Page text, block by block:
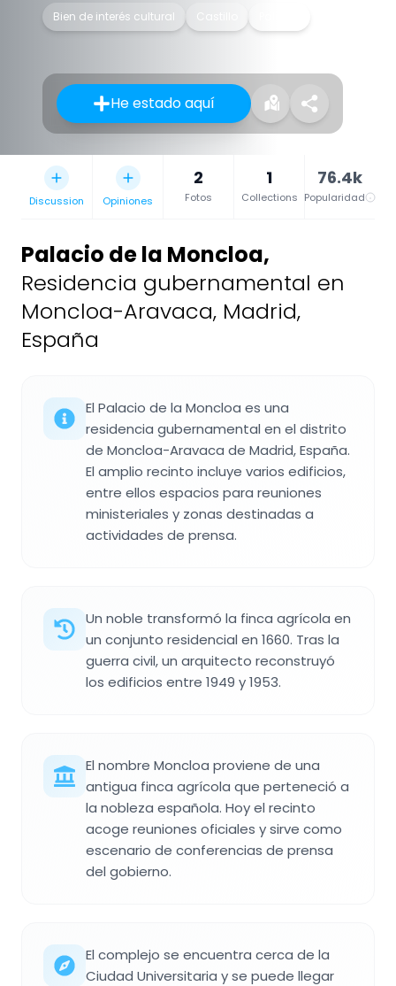
Bien de interés cultural Castillo
He estado aquí
Discussion Opiniones
2
Fotos
1
Collections
76.4k
Popularidad
Palacio de la Moncloa,
Residencia gubernamental en
Moncloa-Aravaca, Madrid,
España
El Palacio de la Moncloa es una
residencia gubernamental en el distrito
de Moncloa-Aravaca de Madrid, España.
El amplio recinto incluye varios edificios,
entre ellos espacios para reuniones
ministeriales y zonas destinadas a
actividades de prensa.
Un noble transformó la finca agrícola en
un conjunto residencial en 1660. Tras la
guerra civil, un arquitecto reconstruyó
los edificios entre 1949 y 1953.
El nombre Moncloa proviene de una
antigua finca agrícola que perteneció a
la nobleza española. Hoy el recinto
acoge reuniones oficiales y sirve como
escenario de conferencias de prensa
del gobierno.
El complejo se encuentra cerca de la
Ciudad Universitaria y se puede llegar